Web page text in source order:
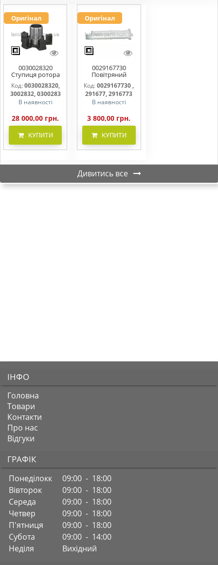
Оригінал
0030028320
Ступиця ротора
CLAAS
Код:0030028320,
3002832, 0300283
В наявності
28 000,00 грн.
КУПИТИ
Оригінал
0029167730
Повітряний
фільтр бака
(фільтр AdBlue)
Код: 0029167730 ,
291677, 2916773
В наявності
3 800,00 грн.
КУПИТИ
Дивитись все
ІНФО
Головна
Товари
Контакти
Про нас
Відгуки
ГРАФІК
Понеділокк
09:00 - 18:00
Вівторок
09:00 - 18:00
Середа
09:00 - 18:00
Четвер
09:00 - 18:00
П'ятниця
09:00 - 18:00
Субота
09:00 - 14:00
Неділя
Вихідний